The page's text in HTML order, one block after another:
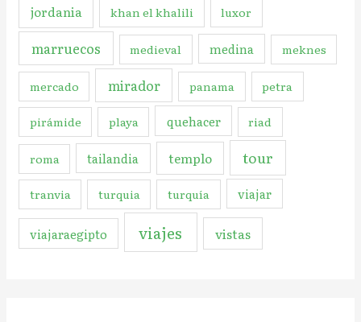
jordania khan el khalili luxor
marruecos medieval medina meknes
mercado mirador panama petra
pirámide playa quehacer riad
roma tailandia templo tour
tranvia turquia turquía viajar
viajaraegipto viajes vistas